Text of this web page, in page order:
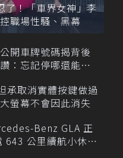
了！「車界女神」李
職場性騷、黑幕
開車牌號碼揭背後
：忘記停哪還能幫
承取消實體按鍵做過
螢幕不會因此消失
Benz GLA 正
643 公里續航小休